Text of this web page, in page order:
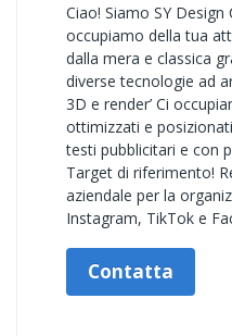
Ciao! Siamo SY
occupiamo della tua
dalla mera e classica
diverse tecnologie ad
3D e render’ Ci
ottimizzati e
testi pubblicitari e con
Target di riferimento!
aziendale per la
Instagram, TikTok e
Contatta